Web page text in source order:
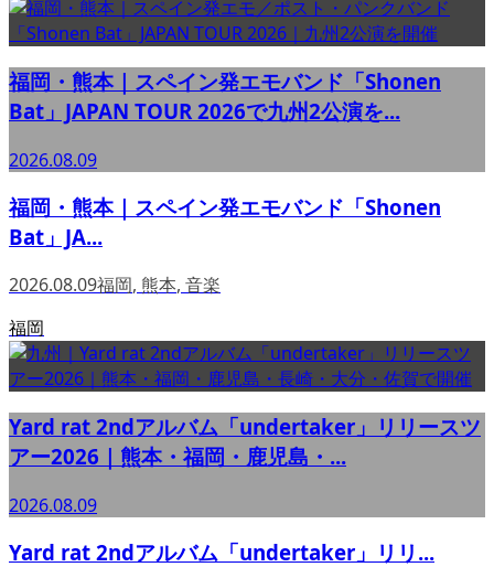
福岡・熊本｜スペイン発エモバンド「Shonen
Bat」JAPAN TOUR 2026で九州2公演を...
2026.08.09
福岡・熊本｜スペイン発エモバンド「Shonen
Bat」JA...
2026.08.09福岡, 熊本, 音楽
福岡
Yard rat 2ndアルバム「undertaker」リリースツ
アー2026｜熊本・福岡・鹿児島・...
2026.08.09
Yard rat 2ndアルバム「undertaker」リリ...